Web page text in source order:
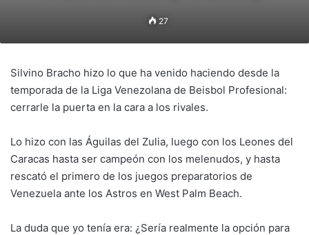
27
Silvino Bracho hizo lo que ha venido haciendo desde la
temporada de la Liga Venezolana de Beisbol Profesional:
cerrarle la puerta en la cara a los rivales.
Lo hizo con las Águilas del Zulia, luego con los Leones del
Caracas hasta ser campeón con los melenudos, y hasta
rescató el primero de los juegos preparatorios de
Venezuela ante los Astros en West Palm Beach.
La duda que yo tenía era: ¿Sería realmente la opción para